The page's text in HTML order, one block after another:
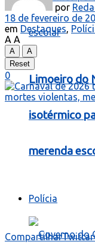
Limoeiro do
isotérmico
merenda
Polícia
por
18 de fevereiro de
em Destaques,
A A
A
A
Reset
0
CompartilharTwittar